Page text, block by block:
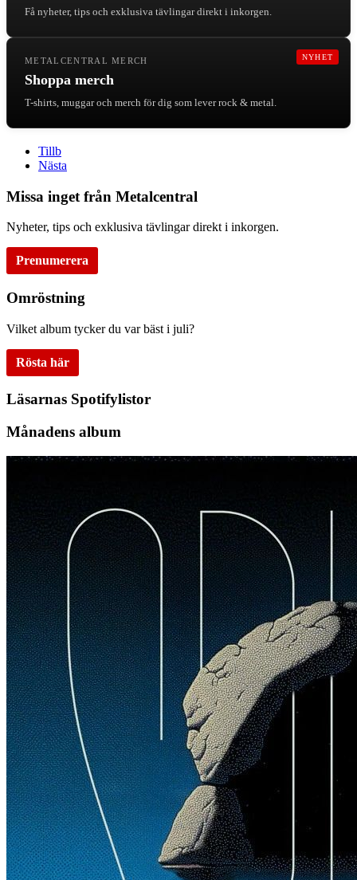
Få nyheter, tips och exklusiva tävlingar direkt i inkorgen.
NYHET
METALCENTRAL MERCH
Shoppa merch
T-shirts, muggar och merch för dig som lever rock & metal.
Tillb
Nästa
Missa inget från Metalcentral
Nyheter, tips och exklusiva tävlingar direkt i inkorgen.
Prenumerera
Omröstning
Vilket album tycker du var bäst i juli?
Rösta här
Läsarnas Spotifylistor
Månadens album